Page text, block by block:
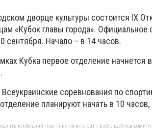
дворце культуры состоится IX
«Кубок главы города».
сентября. Начало – в 14 часов.
Кубка первое отделение начнется
соревнования по
планируют начать в 10
необхідний текст і натисніть Ctrl + Enter, щоб